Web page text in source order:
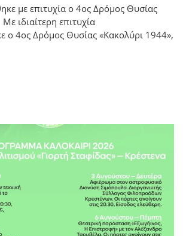
με επιτυχία ο 4ος Δρόμος Θυσίας
ιδιαίτερη επιτυχία
ο 4ος Δρόμος Θυσίας «Κακολύρι 1944»,